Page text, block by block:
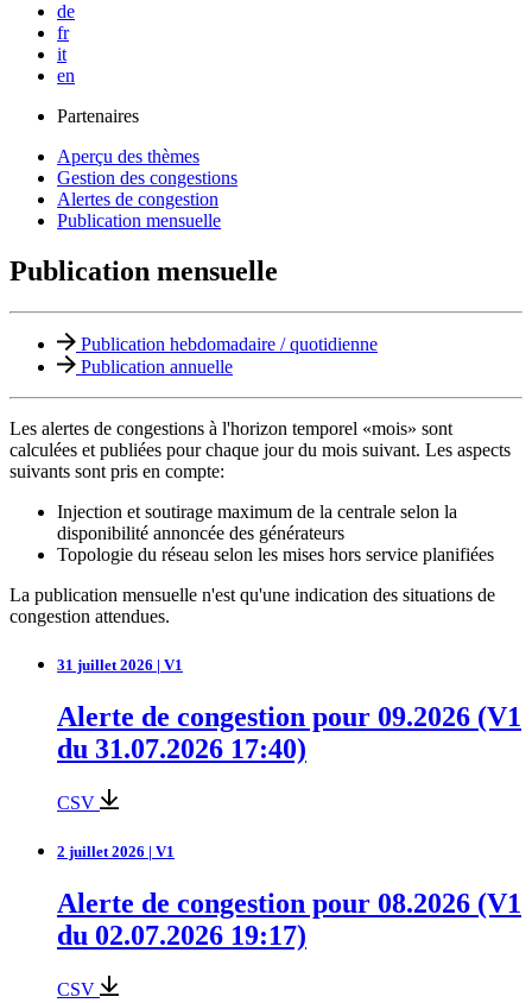
de
fr
it
en
Partenaires
Aperçu des thèmes
Gestion des congestions
Alertes de congestion
Publication mensuelle
Publication mensuelle
Publication hebdomadaire / quotidienne
Publication annuelle
Les alertes de congestions à l'horizon temporel «mois» sont
calculées et publiées pour chaque jour du mois suivant. Les aspects
suivants sont pris en compte:
Injection et soutirage maximum de la centrale selon la
disponibilité annoncée des générateurs
Topologie du réseau selon les mises hors service planifiées
La publication mensuelle n'est qu'une indication des situations de
congestion attendues.
31 juillet 2026 | V1
Alerte de congestion pour 09.2026 (V1
du 31.07.2026 17:40)
CSV
2 juillet 2026 | V1
Alerte de congestion pour 08.2026 (V1
du 02.07.2026 19:17)
CSV